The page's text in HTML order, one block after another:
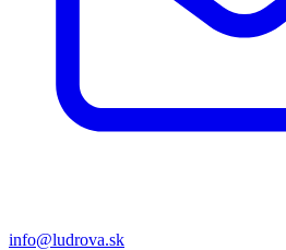
info@ludrova.sk